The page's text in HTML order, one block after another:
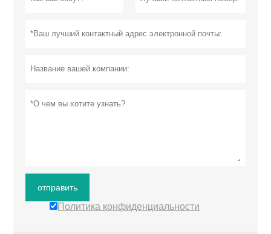
отправить
Политика конфиденциальности